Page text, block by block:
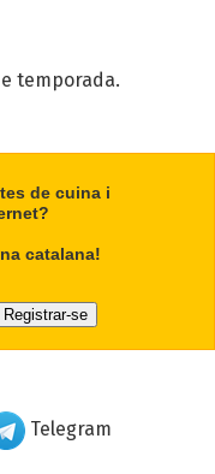
temporada.
de cuina i
catalana!
Telegram